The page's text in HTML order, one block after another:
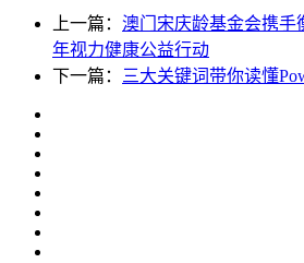
上一篇： 澳门宋庆龄基金会携手
年视力健康公益行动
下一篇： 三大关键词带你读懂